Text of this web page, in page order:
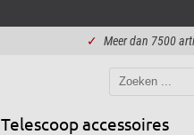
✓ Meer dan 7500
Telescoop accessoires